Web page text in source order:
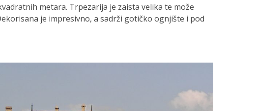
metara. Trpezarija je zaista velika te može
je impresivno, a sadrži gotičko ognjište i pod